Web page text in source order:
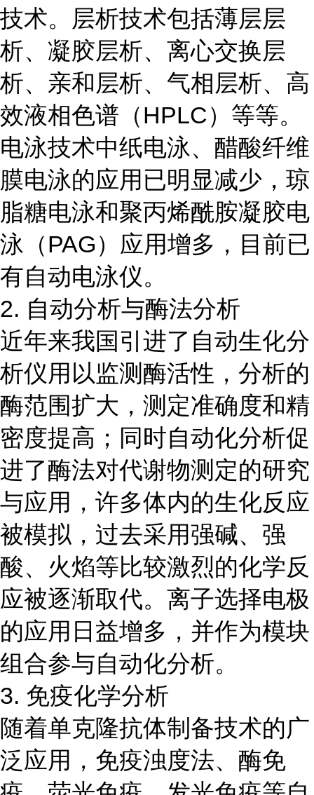
技术。层析技术包括薄层层
析、凝胶层析、离心交换层
析、亲和层析、气相层析、高
效液相色谱（HPLC）等等。
电泳技术中纸电泳、醋酸纤维
膜电泳的应用已明显减少，琼
脂糖电泳和聚丙烯酰胺凝胶电
泳（PAG）应用增多，目前已
有自动电泳仪。
2. 自动分析与酶法分析
近年来我国引进了自动生化分
析仪用以监测酶活性，分析的
酶范围扩大，测定准确度和精
密度提高；同时自动化分析促
进了酶法对代谢物测定的研究
与应用，许多体内的生化反应
被模拟，过去采用强碱、强
酸、火焰等比较激烈的化学反
应被逐渐取代。离子选择电极
的应用日益增多，并作为模块
组合参与自动化分析。
3. 免疫化学分析
随着单克隆抗体制备技术的广
泛应用，免疫浊度法、酶免